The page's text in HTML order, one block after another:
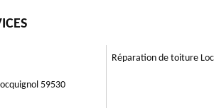
et choisissent les
percées ou
59530
Réparation de toiture